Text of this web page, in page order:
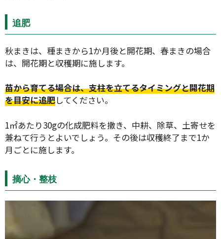
追肥
秋まきは、種まきから1か月後と開花期、春まきの場合
は、開花期と収穫期に施します。
苗から育てる場合は、支柱を立てるタイミングと開花期
を目安に追肥してください。
1㎡あたり30gの化成肥料を撒き、中耕、除草、土寄せを
兼ねて行うとよいでしょう。その後は収穫終了まで1か
月ごとに施します。
摘心・整枝